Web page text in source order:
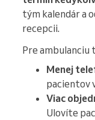
tým kalendár a
recepcii.
Pre ambulanciu
Menej
pacientov
Viac
Ulovíte